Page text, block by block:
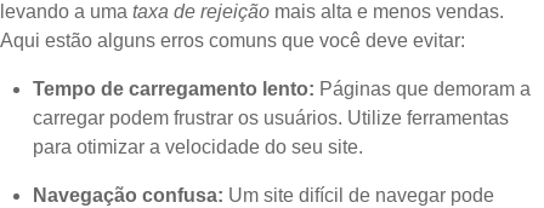
levando a uma taxa de rejeição mais alta e menos vendas.
Aqui estão alguns erros comuns que você deve evitar:
Tempo de carregamento lento: Páginas que demoram a
carregar podem frustrar os usuários. Utilize ferramentas
para otimizar a velocidade do seu site.
Navegação confusa: Um site difícil de navegar pode